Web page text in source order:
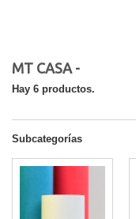
MT CASA -
Hay 6 productos.
Subcategorías